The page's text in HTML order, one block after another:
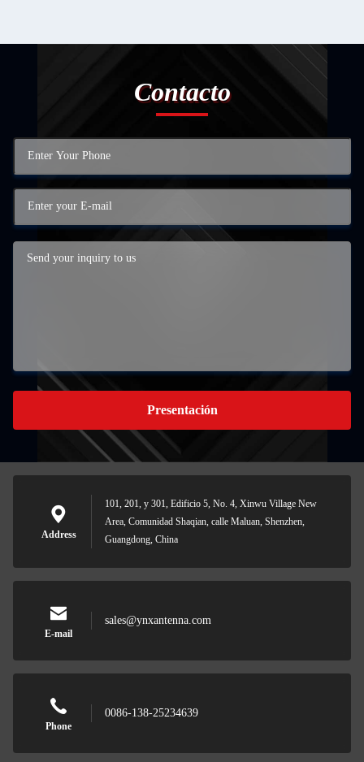
Contacto
Presentación
Address
101, 201, y 301, Edificio 5, No. 4, Xinwu Village New
Area, Comunidad Shaqian, calle Maluan, Shenzhen,
Guangdong, China
E-mail
sales@ynxantenna.com
Phone
0086-138-25234639